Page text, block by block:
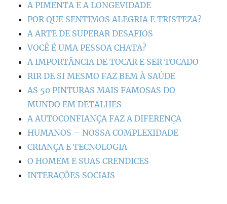
A PIMENTA E A LONGEVIDADE
POR QUE SENTIMOS ALEGRIA E TRISTEZA?
A ARTE DE SUPERAR DESAFIOS
VOCÊ É UMA PESSOA CHATA?
A IMPORTÂNCIA DE TOCAR E SER TOCADO
RIR DE SI MESMO FAZ BEM À SAÚDE
AS 50 PINTURAS MAIS FAMOSAS DO
MUNDO EM DETALHES
A AUTOCONFIANÇA FAZ A DIFERENÇA
HUMANOS – NOSSA COMPLEXIDADE
CRIANÇA E TECNOLOGIA
O HOMEM E SUAS CRENDICES
INTERAÇÕES SOCIAIS